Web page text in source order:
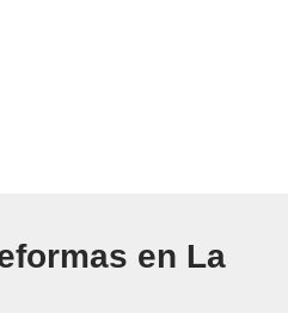
en La